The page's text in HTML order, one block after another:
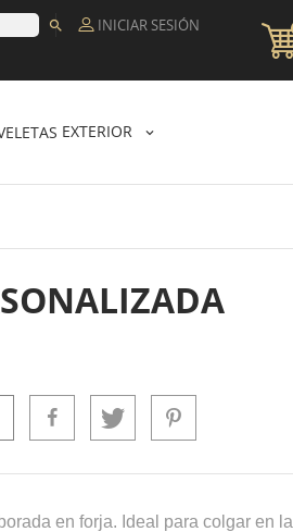
 INICIAR SESIÓN
EXTERIOR
en forja. Ideal para colgar en la